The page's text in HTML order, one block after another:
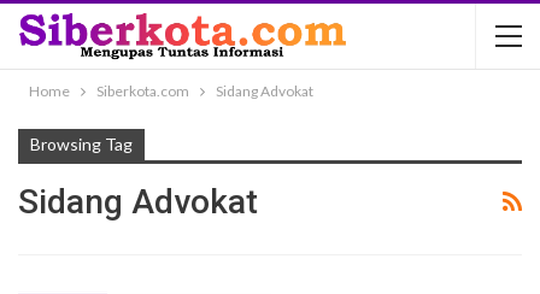
Home Siberkota.com Sidang Advokat
Browsing Tag
Sidang Advokat